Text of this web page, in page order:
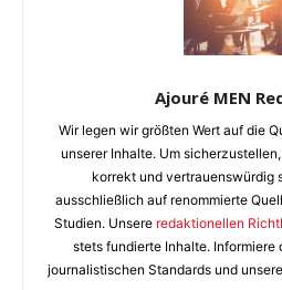
Ajouré MEN
Wir legen wir größten Wert auf die
unserer Inhalte. Um
korrekt und vertrauenswürdig
ausschließlich auf renommierte
Studien. Unsere redaktionellen
stets fundierte Inhalte. Informiere
journalistischen Standards und